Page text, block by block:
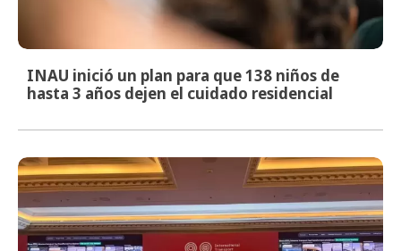
INAU inició un plan para que 138 niños de
hasta 3 años dejen el cuidado residencial